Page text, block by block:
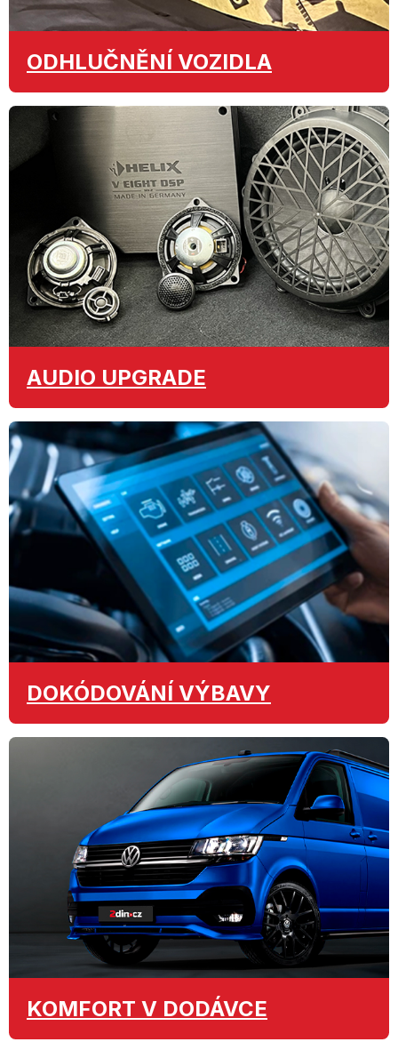
ODHLUČNĚNÍ VOZIDLA
AUDIO UPGRADE
DOKÓDOVÁNÍ VÝBAVY
KOMFORT V DODÁVCE